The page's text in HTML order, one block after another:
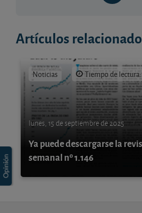
Artículos
Noticias Tiempo de
lunes, 15 de septiembre de 2025
Ya puede descargarse la
semanal nº 1.146